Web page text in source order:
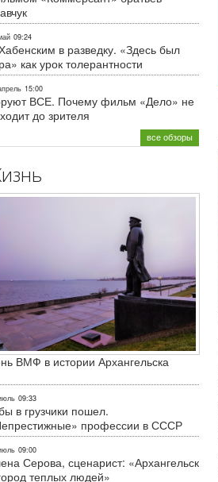
09:24
в разведку. «Здесь был
как урок толерантности
15:00
ВСЕ. Почему фильм «Дело» не
до зрителя
все обзоры
ВМФ в истории Архангельска
09:33
в грузчики пошел.
профессии в СССР
09:00
Серова, сценарист: «Архангельск
теплых людей»